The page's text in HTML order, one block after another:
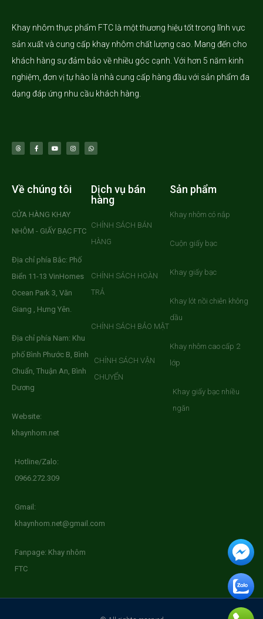
Khay nhômthực phẩm FTC là một thương hiệu tốt trong lĩnh vực
sản xuất và cung cấp khay nhôm chất lượng cao. Mang đến cho
khách hàng sự đảm bảo về nhiều góc cạnh. Với hơn 5 năm kinh
nghiệm, đơn vị tự hào là nhà cung cấp hàng đầu với sản phẩm đa
dạng đáp ứng nhu cầu khách hàng.
Về chúng tôi
CỬA HÀNG KHAY
NHÔM - GIẤY BẠC FTC
Địa chỉ phía Bắc: Phố
Biển 11-13 VinHomes
Ocean Park 3, Văn
Giang , Hưng Yên.
Địa chỉ phía Nam: Khu
phố Bình Phước B, Bình
Chuẩn, Thuận An, Bình
Dương
Website:
khaynhom.net
Hotline/Zalo:
0966.272.309
Gmail:
khaynhom.net@gmail.com
Fanpage: Khay nhôm
FTC
Dịch vụ bán
hàng
CHÍNH SÁCH BÁN
HÀNG
CHÍNH SÁCH HOÀN
TRẢ
CHÍNH SÁCH BẢO MẬT
CHÍNH SÁCH VẬN
CHUYỂN
Sản phẩm
Khay nhôm có nắp
Cuộn giấy bạc
Khay giấy bạc
Khay lót nồi chiên không
dầu
Khay nhôm cao cấp 2
lớp
Khay giấy bạc nhiều
ngăn